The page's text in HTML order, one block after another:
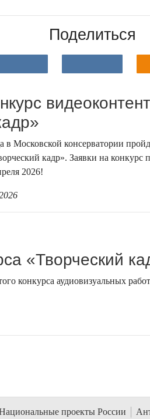
Поделиться
в Московской консерватории
кадр». Заявки на конкурс
2026!
«Творческий
конкурса аудиовизуальных
проекты России